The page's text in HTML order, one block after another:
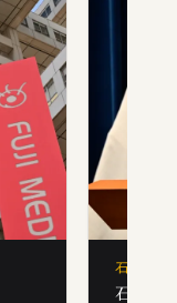
石破茂、
石破茂